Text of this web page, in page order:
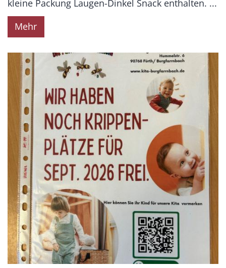
kleine Packung Laugen-Dinkel Snack enthalten. ...
Mehr